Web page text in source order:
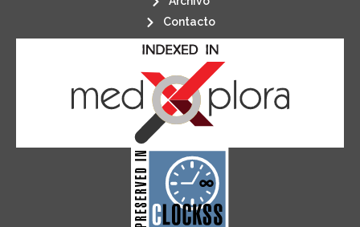
Contacto
CLOCKSS is a dak archive that
ensures the long-term survival
of web-based scholary
publications, governed by and for
its stakeholders.